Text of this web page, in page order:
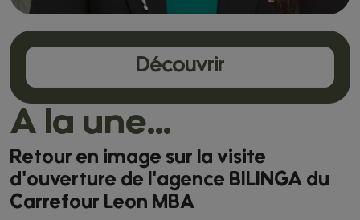
Découvrir
A la une...
Retour en image sur la visite
d'ouverture de l'agence BILINGA du
Carrefour Leon MBA